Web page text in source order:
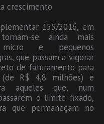
crescimento
155/2016, em
se ainda mais
e pequenos
que passam a vigorar
de faturamento para
(de R$ 4,8 milhões) e
aqueles que, num
o limite fixado,
que permaneçam no